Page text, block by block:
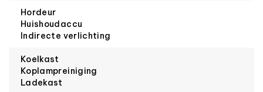
Hordeur
Huishoudaccu
Indirecte verlichting
Koelkast
Koplampreiniging
Ladekast